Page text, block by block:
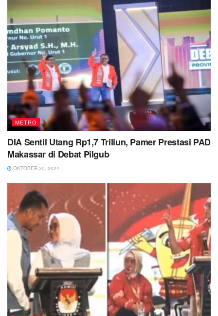
METRO
DIA Sentil Utang Rp1,7 Triliun, Pamer Prestasi PAD
Makassar di Debat Pilgub
OKTOBER 30, 2024